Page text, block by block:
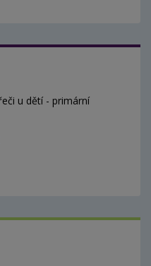
u dětí - primární